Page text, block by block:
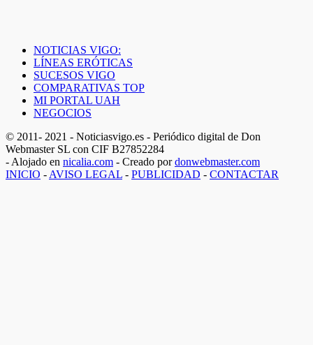
NOTICIAS VIGO:
LÍNEAS ERÓTICAS
SUCESOS VIGO
COMPARATIVAS TOP
MI PORTAL UAH
NEGOCIOS
© 2011- 2021 - Noticiasvigo.es - Periódico digital de Don
Webmaster SL con CIF B27852284
- Alojado en nicalia.com - Creado pordonwebmaster.com
INICIO - AVISO LEGAL - PUBLICIDAD - CONTACTAR